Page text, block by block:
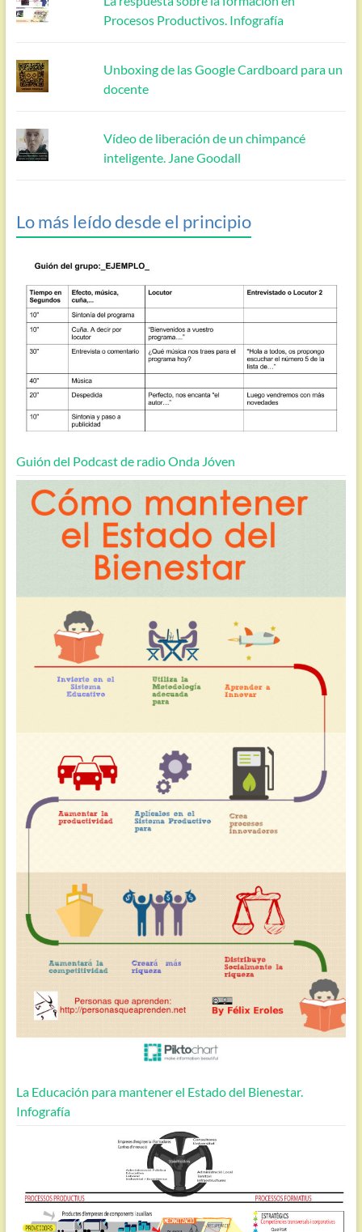
Procesos Productivos. Infografía
Unboxing de las Google Cardboard para un
docente
Vídeo de liberación de un chimpancé
inteligente. Jane Goodall
Lo más leído desde el principio
Guión del Podcast de radio Onda Jóven
La Educación para mantener el Estado del Bienestar.
Infografía